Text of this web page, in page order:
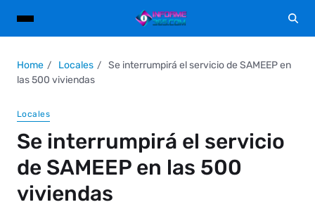
Home Locales
Se interrumpirá el servicio de SAMEEP en
las 500 viviendas
Locales
Se interrumpirá el servicio
de SAMEEP en las 500
viviendas